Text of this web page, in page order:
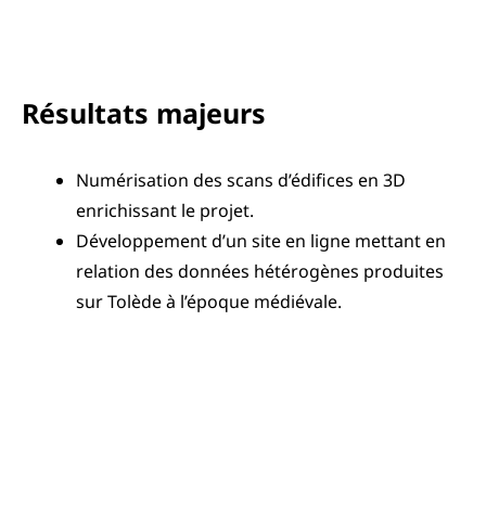
Résultats majeurs
Numérisation des scans d’édifices en 3D
enrichissant le projet.
Développement d’un site en ligne mettant en
relation des données hétérogènes produites
sur Tolède à l’époque médiévale.